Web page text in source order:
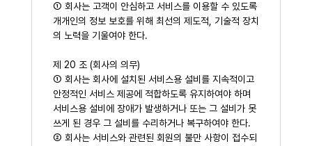
① 회사는 고객이 안심하고 서비스를 이용할 수 있도록
개개인의 정보 보호를 위해 최선의 제도적, 기술적 장치
의 노력을 기울여야 한다.
제 20 조 (회사의 의무)
① 회사는 회사에 설치된 서비스용 설비를 지속적이고
안정적인 서비스 제공에 적합하도록 유지하여야 하며
서비스용 설비에 장애가 발생하거나 또는 그 설비가 못
쓰게 된 경우 그 설비를 수리하거나 복구하여야 한다.
② 회사는 서비스와 관련된 회원의 불만 사항이 접수되